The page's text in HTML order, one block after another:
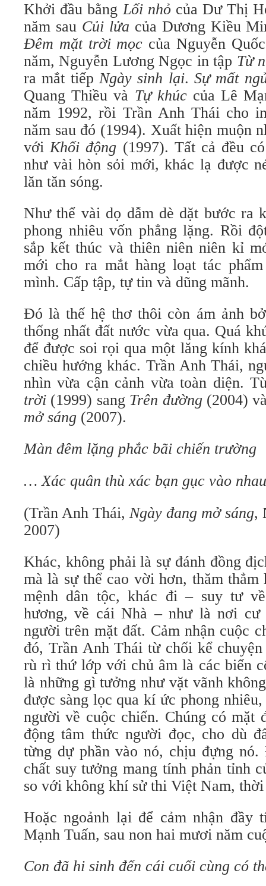
Khởi đầu bằngLối nhỏcủa Dư Thị
năm sau Củi lửa của Dương Kiều
Đêm mặt trời mọc của Nguyễn
năm, Nguyễn Lương Ngọc in tập Từ
ra mắt tiếp Ngày sinh lại.Sự mất
Quang Thiều và Tự khúccủa Lê
năm 1992, rồi Trần Anh Thái cho
năm sau đó (1994). Xuất hiện muộn
vớiKhối động (1997). Tất cả đều
như vài hòn sỏi mới, khác lạ được
lăn tăn sóng.
Như thể vài dọ dẫm dè dặt bước ra
phong nhiêu vốn phẳng lặng. Rồi
sắp kết thúc và thiên niên niên kỉ
mới cho ra mắt hàng loạt tác
mình. Cấp tập, tự tin và dũng mãnh.
Đó là thế hệ thơ thôi còn ám ảnh
thống nhất đất nước vừa qua. Quá
để được soi rọi qua một lăng kính
chiều hướng khác. Trần Anh Thái,
nhìn vừa cận cảnh vừa toàn diện.
trời (1999) sang Trên đường (2004)
mở sáng (2007).
Màn đêm lặng phắc bãi chiến trường
… Xác quân thù xác bạn gục vào nhau
(Trần Anh Thái, Ngày đang mở sáng,
2007)
Khác, không phải là sự đánh đồng
mà là sự thể cao vời hơn, thăm
mệnh dân tộc, khác đi – suy tư
hương, về cái Nhà – như là nơi cư
người trên mặt đất. Cảm nhận cuộc
đó, Trần Anh Thái từ chối kể
rù rì thứ lớp với chủ âm là các biến
là những gì tưởng như vặt vãnh
được sàng lọc qua kí ức phong
người về cuộc chiến. Chúng có mặt
động tâm thức người đọc, cho dù
từng dự phần vào nó, chịu đựng
chất suy tưởng mang tính phản tỉnh
so với không khí sử thi Việt Nam,
Hoặc ngoảnh lại để cảm nhận đầy
Mạnh Tuấn, sau non hai mươi năm
Con đã hi sinh đến cái cuối cùng có